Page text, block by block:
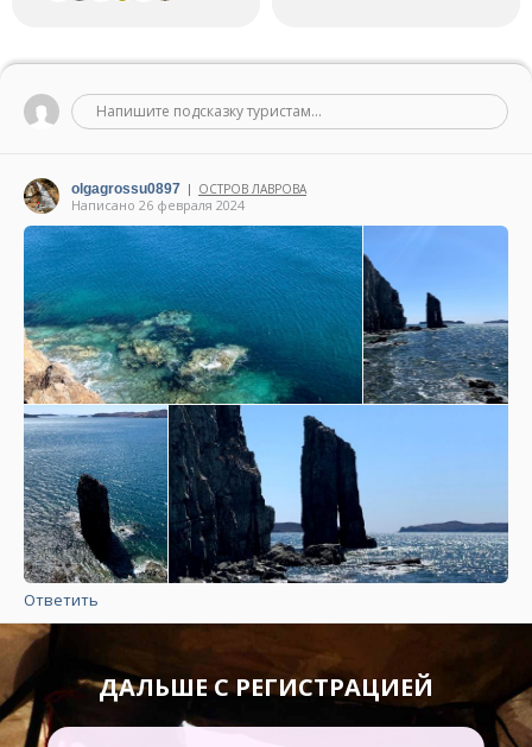
Напишите подсказку туристам...
olgagrossu0897 | ОСТРОВ ЛАВРОВА
Написано 26 февраля 2024
Ответить
ДАЛЬШЕ С РЕГИСТРАЦИЕЙ